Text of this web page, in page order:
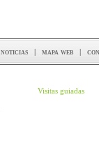
noticias | mapa web |
Visitas guiadas